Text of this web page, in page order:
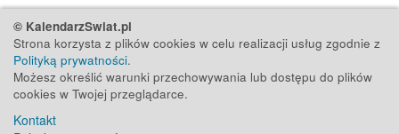
© KalendarzSwiat.pl
Strona korzysta z plików cookies w celu realizacji usług zgodnie z
Polityką prywatności.
Możesz określić warunki przechowywania lub dostępu do plików
cookies w Twojej przeglądarce.
Kontakt